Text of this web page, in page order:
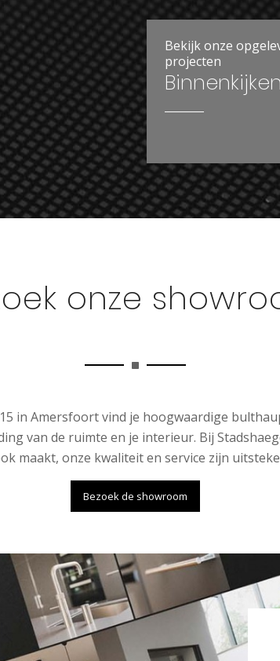
Bekijk onze
projecten
onze
in Amersfoort vind je hoogwaardige
van de ruimte en je interieur. Bij
maakt, onze kwaliteit en service zijn
Bezoek de showroom